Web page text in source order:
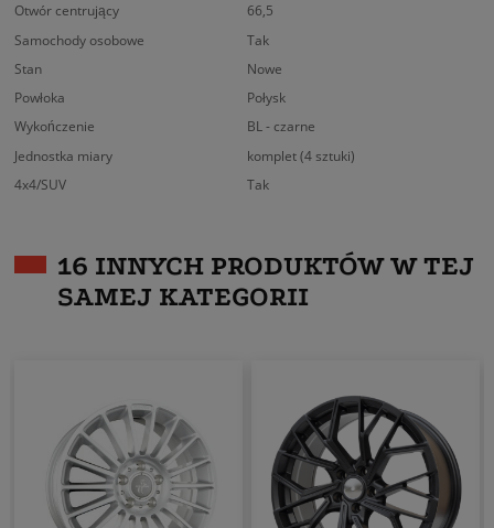
Otwór centrujący
66,5
Samochody osobowe
Tak
Stan
Nowe
Powłoka
Połysk
Wykończenie
BL - czarne
Jednostka miary
komplet (4 sztuki)
4x4/SUV
Tak
16 INNYCH PRODUKTÓW W TEJ
SAMEJ KATEGORII